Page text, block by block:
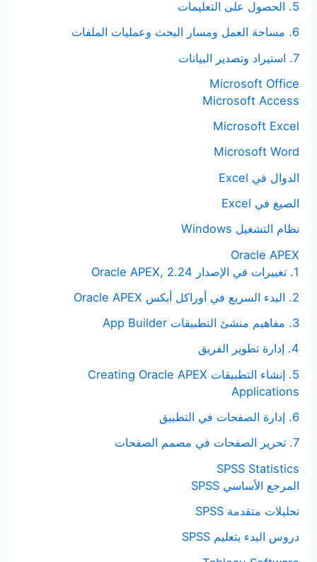
5. الحصول على التعليمات
6. مساحة العمل ومسار البحث وعمليات الملفات
7. استيراد وتصدير البيانات
Microsoft Office
Microsoft Access
Microsoft Excel
Microsoft Word
الدوال في Excel
الصيغ في Excel
نظام التشغيل Windows
Oracle APEX
1. تغييرات في الإصدار Oracle APEX, 2.24
2. البدء السريع في أوراكل أبكس Oracle APEX
3. مفاهيم منشئ التطبيقات App Builder
4. إدارة تطوير الفريق
5. إنشاء التطبيقات Creating Oracle APEX
Applications
6. إدارة الصفحات في التطبيق
7. تحرير الصفحات في مصمم الصفحات
SPSS Statistics
المرجع الأساسي SPSS
تحليلات متقدمة SPSS
دروس البدء بتعليم SPSS